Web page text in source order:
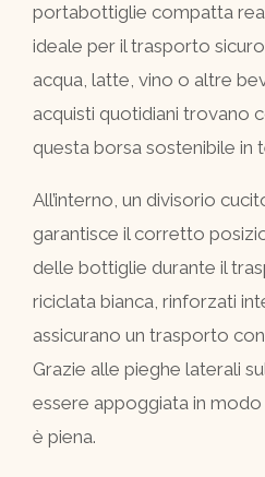
portabottiglie compatta
ideale per il trasporto
acqua, latte, vino o altre
acquisti quotidiani trovano
questa borsa sostenibile in
All’interno, un divisorio
garantisce il corretto
delle bottiglie durante il
riciclata bianca, rinforzati
assicurano un trasporto
Grazie alle pieghe laterali
essere appoggiata in
è piena.